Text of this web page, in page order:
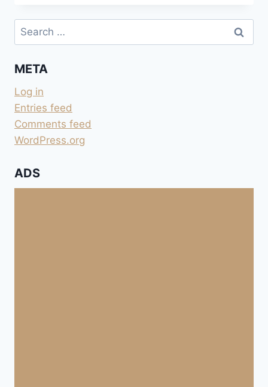
CAMPEN
Search
for:
META
Log in
Entries feed
Comments feed
WordPress.org
ADS